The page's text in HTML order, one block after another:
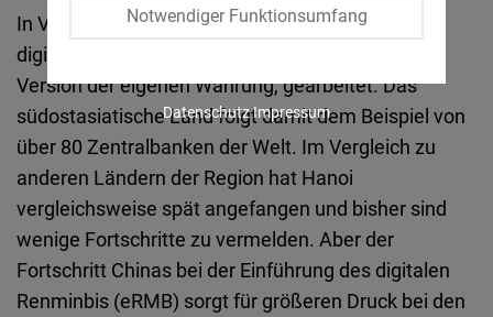
In Vietnam wird derzeit an der Entwicklung von
digitalem Zentralbankgeld, also einer digitalen
Version der eigenen Währung, gearbeitet. Das
südostasiatische Land folgt damit dem Beispiel von
über 80 Zentralbanken der Welt. Im Vergleich zu
anderen Ländern der Region hat Hanoi
vergleichsweise spät angefangen und bisher sind
wenige Fortschritte zu vermelden. Aber der
Fortschritt Chinas bei der Einführung des digitalen
Renminbis (eRMB) sorgt für größeren Druck bei den
Notwendiger Funktionsumfang
Embed
Google
Maps
Embed
Cloudinary
DatenschutzImpressum